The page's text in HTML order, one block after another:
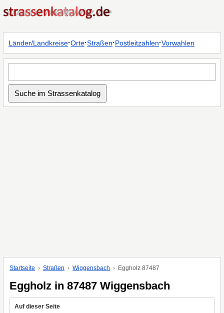
Länder/Landkreise·Orte·Straßen·Postleitzahlen·Vorwahlen
Startseite Straßen Wiggensbach Eggholz 87487
Eggholz in 87487 Wiggensbach
Auf dieser Seite